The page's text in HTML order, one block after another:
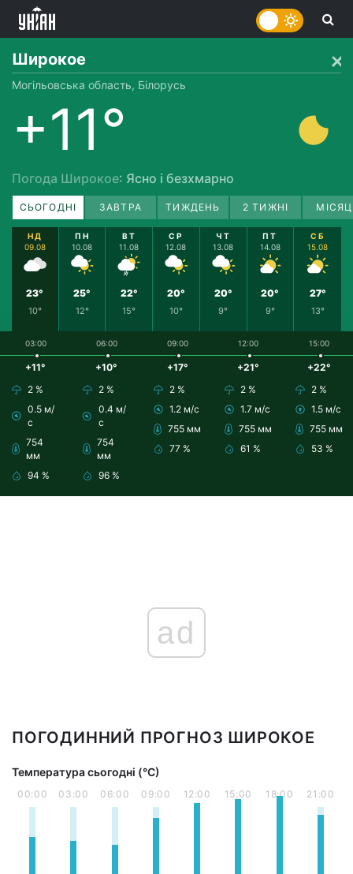
Широкое
Могільовська область, Білорусь
+11°
Погода Широкое: Ясно і безхмарно
СЬОГОДНІ ЗАВТРА ТИЖДЕНЬ 2 ТИЖНІ
НД
09.08
23°
10°
ПН
10.08
25°
12°
ВТ
11.08
22°
15°
СР
12.08
20°
10°
ЧТ
13.08
20°
9°
ПТ
14.08
20°
9°
СБ
15.08
27°
13°
03:00
+11°
2 %
0.5 м/
с
754
мм
94 %
06:00
+10°
2 %
0.4 м/
с
754
мм
96 %
09:00
+17°
2 %
1.2 м/с
755 мм
77 %
12:00
+21°
2 %
1.7 м/с
755 мм
61 %
15:00
+22°
2 %
1.5 м/с
755 мм
53 %
ad
ПОГОДИННИЙ ПРОГНОЗ ШИРОКОЕ
Температура сьогодні (°С)
00:00 03:00 06:00 09:00 12:00 15:00 18:00 21:00